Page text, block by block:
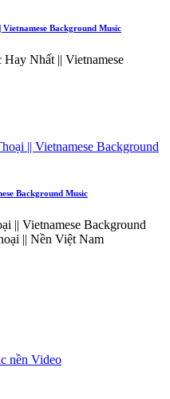
Background Music
Nhất || Vietnamese
Background Music
|| Vietnamese Background
|| Nền Việt Nam
nền Video